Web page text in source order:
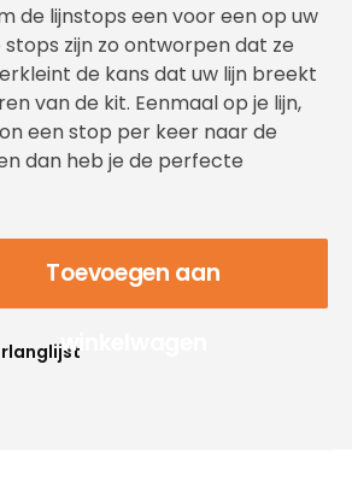
de lijnstops een voor een op uw
zijn zo ontworpen dat ze
de kans dat uw lijn breekt
van de kit. Eenmaal op je lijn,
een stop per keer naar de
dan heb je de perfecte
Toevoegen aan
winkelwagen